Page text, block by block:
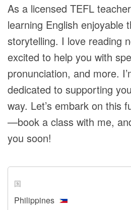
As a licensed TEFL
learning English enjoyable
storytelling. I love reading
excited to help you with
pronunciation, and more.
dedicated to supporting
way. Let’s embark on this
—book a class with me,
you soon!
国
Philippines